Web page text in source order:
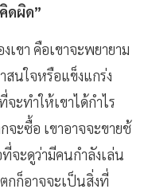
ดผิด”
ขา คือเขาจะพยายาม
นใจหรือแข็งแกร่ง
ะทำให้เขาได้กำไร
จะซื้อ เขาอาจจะขายช้
จะดูว่ามีคนกำลังเล่น
ก็อาจจะเป็นสิ่งที่